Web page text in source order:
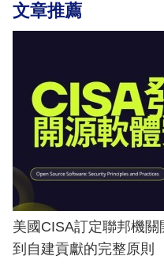
文章推薦
美國CISA訂定聯邦機
到自建貢獻的完整原則